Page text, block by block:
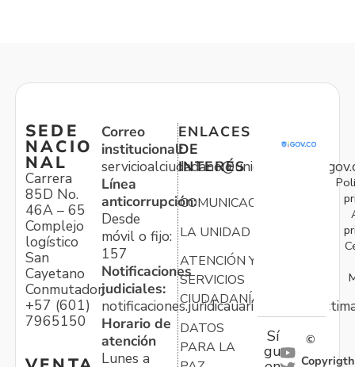
SEDE
NACIO
NAL
Carrera
85D No.
46A – 65
Complejo
logístico
San
Cayetano
Conmutador:
+57 (601)
7965150
Correo
institucional:
Línea
anticorrupción:
Desde
móvil o fijo:
157
Notificaciones
judiciales:
Horario de
atención
Lunes a
ENLACES
DE
INTERÉS
COMUNICACIONES
LA UNIDAD
ATENCIÓN Y
SERVICIOS
CIUDADANÍA
DATOS
PARA LA
Sí
gu
©
Copyrigth